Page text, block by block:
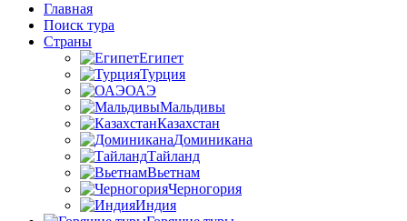
Главная
Поиск тура
Страны
Египет
Турция
ОАЭ
Мальдивы
Казахстан
Доминикана
Тайланд
Вьетнам
Черногория
Индия